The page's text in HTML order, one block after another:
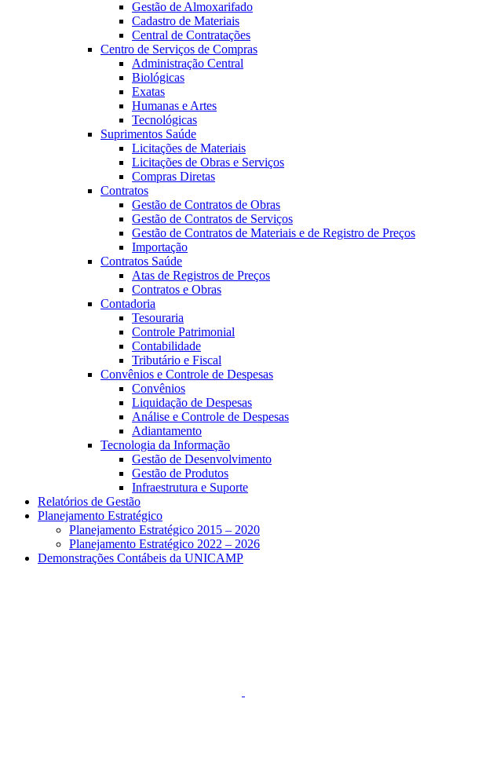
Gestão de Almoxarifado
Cadastro de Materiais
Central de Contratações
Centro de Serviços de Compras
Administração Central
Biológicas
Exatas
Humanas e Artes
Tecnológicas
Suprimentos Saúde
Licitações de Materiais
Licitações de Obras e Serviços
Compras Diretas
Contratos
Gestão de Contratos de Obras
Gestão de Contratos de Serviços
Gestão de Contratos de Materiais e de Registro de Preços
Importação
Contratos Saúde
Atas de Registros de Preços
Contratos e Obras
Contadoria
Tesouraria
Controle Patrimonial
Contabilidade
Tributário e Fiscal
Convênios e Controle de Despesas
Convênios
Liquidação de Despesas
Análise e Controle de Despesas
Adiantamento
Tecnologia da Informação
Gestão de Desenvolvimento
Gestão de Produtos
Infraestrutura e Suporte
Relatórios de Gestão
Planejamento Estratégico
Planejamento Estratégico 2015 – 2020
Planejamento Estratégico 2022 – 2026
Demonstrações Contábeis da UNICAMP